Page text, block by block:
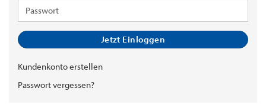
Passwort
Jetzt Einloggen
Kundenkonto erstellen
Passwort vergessen?